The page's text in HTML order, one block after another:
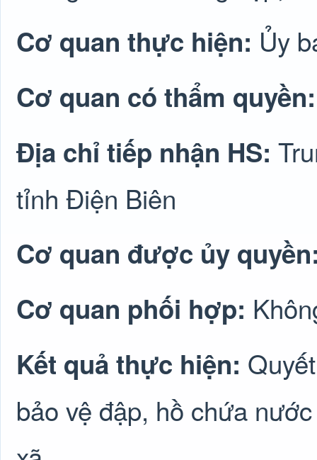
Cơ quan thực hiện: Ủy
Cơ quan có thẩm
Địa chỉ tiếp nhận HS:
tỉnh Điện Biên
Cơ quan được ủy
Cơ quan phối hợp:
Kết quả thực hiện:
bảo vệ đập, hồ chứa